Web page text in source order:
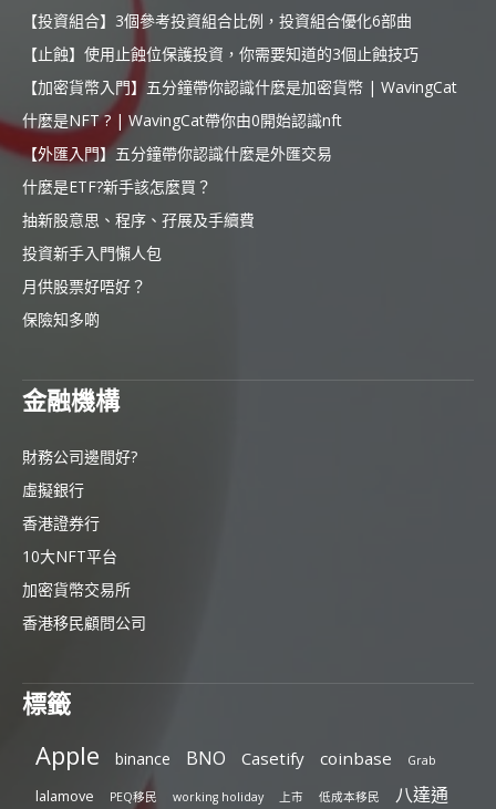
【投資組合】3個參考投資組合比例，投資組合優化6部曲
【止蝕】使用止蝕位保護投資，你需要知道的3個止蝕技巧
【加密貨幣入門】五分鐘帶你認識什麼是加密貨幣 | WavingCat
什麼是NFT ? | WavingCat帶你由0開始認識nft
【外匯入門】五分鐘帶你認識什麼是外匯交易
什麼是ETF?新手該怎麼買？
抽新股意思、程序、孖展及手續費
投資新手入門懶人包
月供股票好唔好？
保險知多啲
金融機構
財務公司邊間好?
虛擬銀行
香港證券行
10大NFT平台
加密貨幣交易所
香港移民顧問公司
標籤
Apple binance BNO Casetify coinbase Grab
lalamove PEQ移民 working holiday 上市 低成本移民 八達通